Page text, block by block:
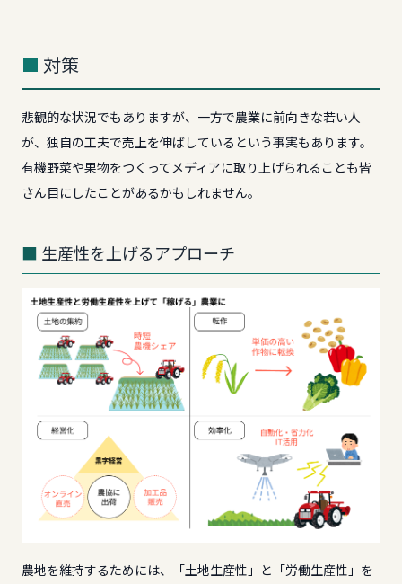
対策
悲観的な状況でもありますが、一方で農業に前向きな若い人
が、独自の工夫で売上を伸ばしているという事実もあります。
有機野菜や果物をつくってメディアに取り上げられることも皆
さん目にしたことがあるかもしれません。
生産性を上げるアプローチ
農地を維持するためには、「土地生産性」と「労働生産性」を